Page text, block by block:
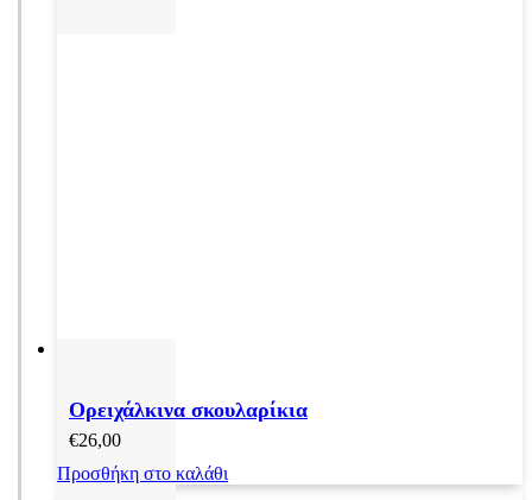
Ορειχάλκινα σκουλαρίκια
€26,00
Προσθήκη στο καλάθι